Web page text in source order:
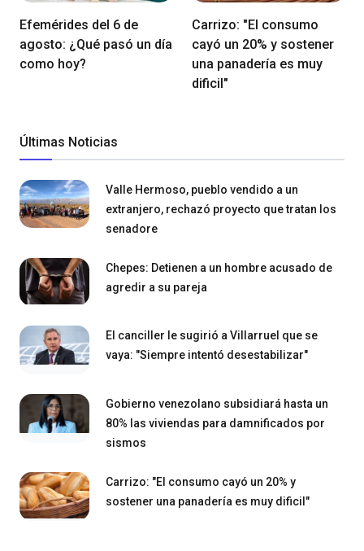
Efemérides del 6 de
agosto: ¿Qué pasó un día
como hoy?
Carrizo: "El consumo
cayó un 20% y sostener
una panadería es muy
dificil"
Últimas Noticias
Valle Hermoso, pueblo vendido a un
extranjero, rechazó proyecto que tratan los
senadore
Chepes: Detienen a un hombre acusado de
agredir a su pareja
El canciller le sugirió a Villarruel que se
vaya: "Siempre intentó desestabilizar"
Gobierno venezolano subsidiará hasta un
80% las viviendas para damnificados por
sismos
Carrizo: "El consumo cayó un 20% y
sostener una panadería es muy dificil"